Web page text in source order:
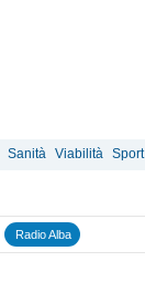
Sanità Viabilità Sport
Radio Alba